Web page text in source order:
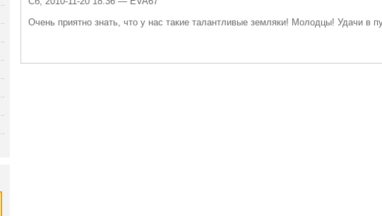
Очень приятно знать, что у нас такие талантливые земляки! Молодцы! Удачи в